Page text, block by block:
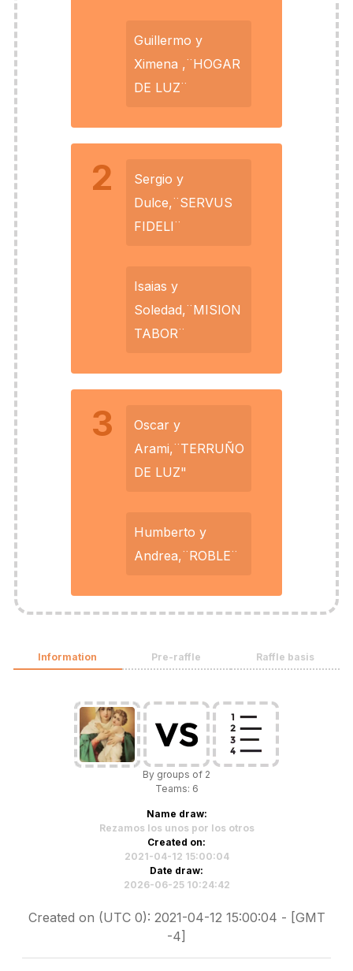
Guillermo y
Ximena ,¨HOGAR
DE LUZ¨
2
Sergio y
Dulce,¨SERVUS
FIDELI¨
Isaias y
Soledad,¨MISION
TABOR¨
3
Oscar y
Arami,¨TERRUÑO
DE LUZ"
Humberto y
Andrea,¨ROBLE¨
Information Pre-raffle Raffle basis
By groups of 2
Teams: 6
Name draw:
Rezamos los unos por los otros
Created on:
2021-04-12 15:00:04
Date draw:
2026-06-25 10:24:42
Created on (UTC 0): 2021-04-12 15:00:04 - [GMT
-4]